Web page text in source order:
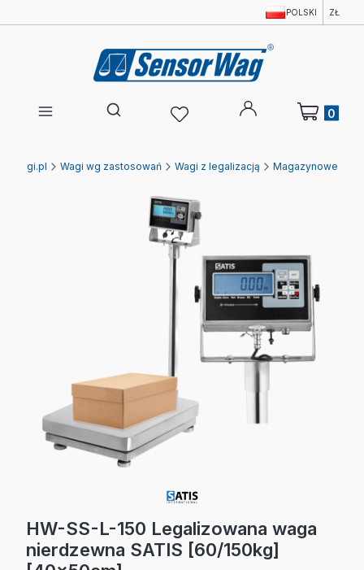
POLSKI ZŁ
Otwórz wyszukiwarkę
Produkty w
Ewagi.pl Wagi wg zastosowań Wagi z legalizacją Magazynowe
HW-SS-L-150 Legalizowana waga
nierdzewna SATIS [60/150kg]